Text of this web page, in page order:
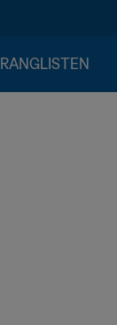
RANGLISTEN